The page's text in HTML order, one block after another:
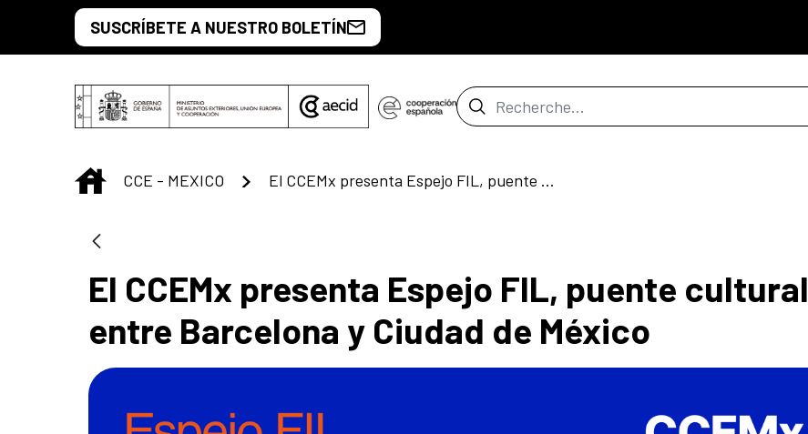
Saut au contenu principal
SUSCRÍBETE A NUESTRO BOLETÍN
Barre de recherche
INICIO
CCE - MEXICO El CCEMx presenta Espejo FIL, puente cultural entre Barcelona y Ciudad de México
El CCEMx presenta Espejo FIL, puente cultural
entre Barcelona y Ciudad de México